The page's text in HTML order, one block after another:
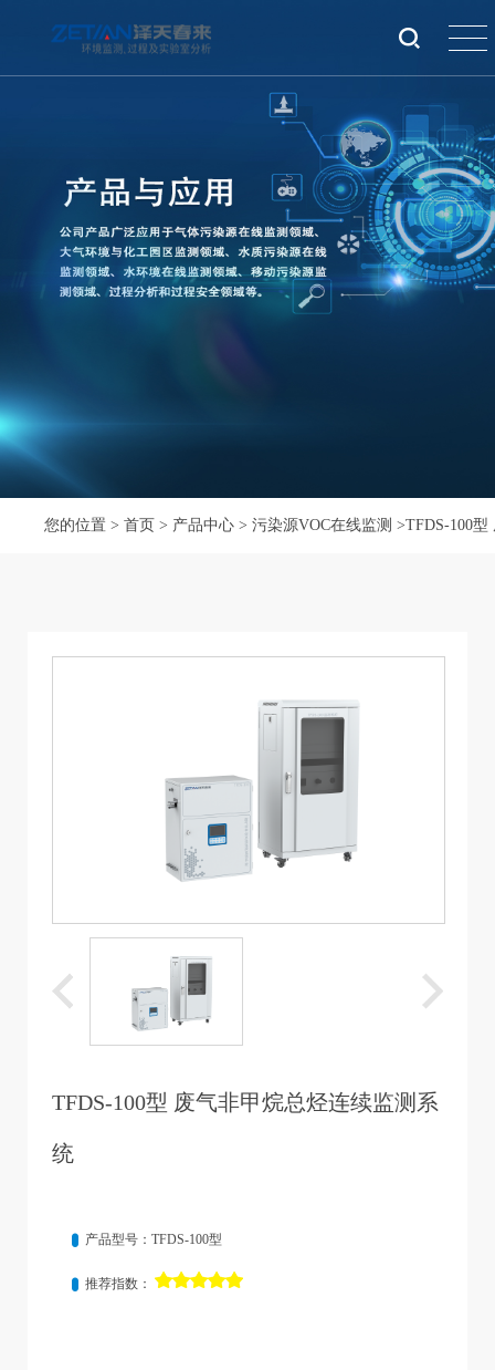
您的位置 > 首页 > 产品中心 > 污染源VOC在线监测 >TFDS-100
TFDS-100型 废气非甲烷总烃连续监测系
统
产品型号：TFDS-100型
推荐指数：